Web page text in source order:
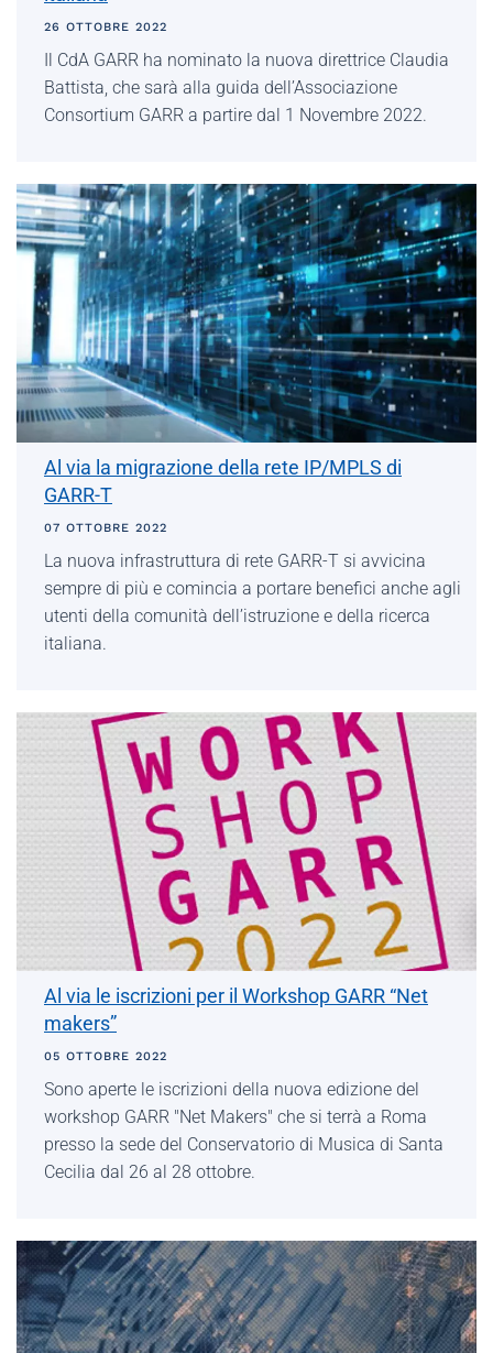
26 OTTOBRE 2022
Il CdA GARR ha nominato la nuova direttrice Claudia
Battista, che sarà alla guida dell’Associazione
Consortium GARR a partire dal 1 Novembre 2022.
Al via la migrazione della rete IP/MPLS di
GARR-T
07 OTTOBRE 2022
La nuova infrastruttura di rete GARR-T si avvicina
sempre di più e comincia a portare benefici anche agli
utenti della comunità dell’istruzione e della ricerca
italiana.
Al via le iscrizioni per il Workshop GARR “Net
makers”
05 OTTOBRE 2022
Sono aperte le iscrizioni della nuova edizione del
workshop GARR "Net Makers" che si terrà a Roma
presso la sede del Conservatorio di Musica di Santa
Cecilia dal 26 al 28 ottobre.